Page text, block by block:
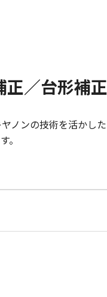
／台形補
ノンの技術を活かし
。